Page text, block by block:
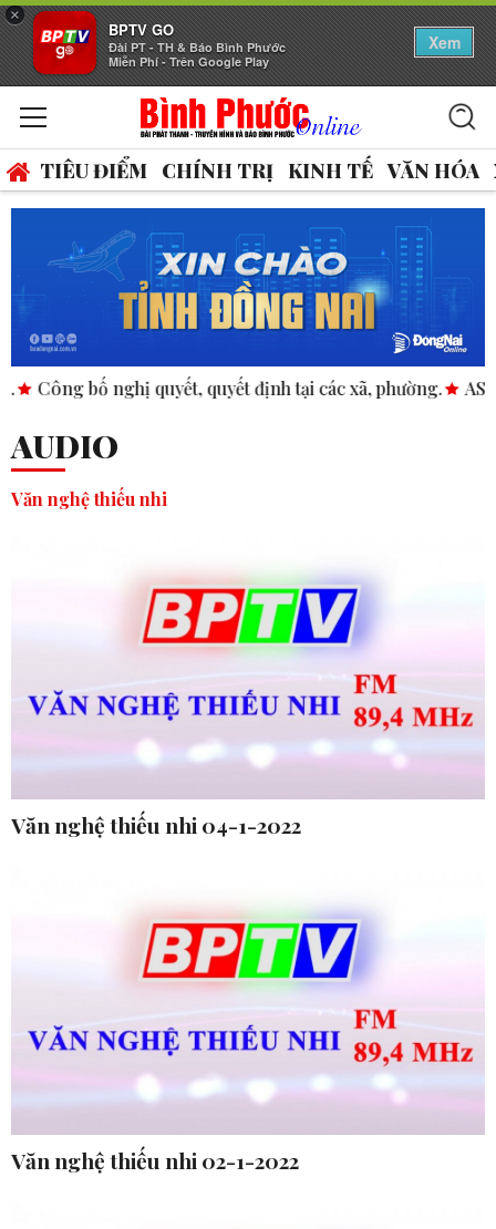
×
BPTV GO
Đài PT - TH & Báo Bình Phước
Miễn Phí - Trên Google Play
Xem
TIÊU ĐIỂM CHÍNH TRỊ KINH TẾ VĂN HÓA
quyết định tại các xã, phường. ASEAN thúc đẩy bình
AUDIO
Văn nghệ thiếu nhi
Văn nghệ thiếu nhi 04-1-2022
Văn nghệ thiếu nhi 02-1-2022